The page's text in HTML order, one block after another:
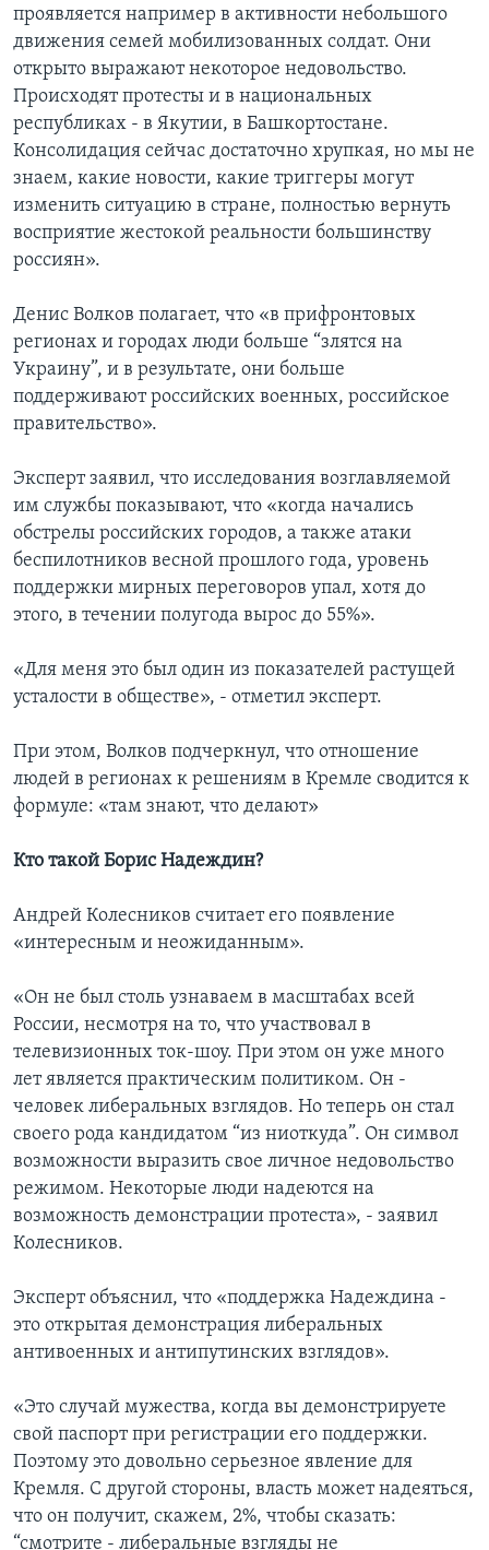
проявляется например в активности небольшого
движения семей мобилизованных солдат. Они
открыто выражают некоторое недовольство.
Происходят протесты и в национальных
республиках - в Якутии, в Башкортостане.
Консолидация сейчас достаточно хрупкая, но мы не
знаем, какие новости, какие триггеры могут
изменить ситуацию в стране, полностью вернуть
восприятие жестокой реальности большинству
россиян».
Денис Волков полагает, что «в прифронтовых
регионах и городах люди больше “злятся на
Украину”, и в результате, они больше
поддерживают российских военных, российское
правительство».
Эксперт заявил, что исследования возглавляемой
им службы показывают, что «когда начались
обстрелы российских городов, а также атаки
беспилотников весной прошлого года, уровень
поддержки мирных переговоров упал, хотя до
этого, в течении полугода вырос до 55%».
«Для меня это был один из показателей растущей
усталости в обществе», - отметил эксперт.
При этом, Волков подчеркнул, что отношение
людей в регионах к решениям в Кремле сводится к
формуле: «там знают, что делают»
Кто такой Борис Надеждин?
Андрей Колесников считает его появление
«интересным и неожиданным».
«Он не был столь узнаваем в масштабах всей
России, несмотря на то, что участвовал в
телевизионных ток-шоу. При этом он уже много
лет является практическим политиком. Он -
человек либеральных взглядов. Но теперь он стал
своего рода кандидатом “из ниоткуда”. Он символ
возможности выразить свое личное недовольство
режимом. Некоторые люди надеются на
возможность демонстрации протеста», - заявил
Колесников.
Эксперт объяснил, что «поддержка Надеждина -
это открытая демонстрация либеральных
антивоенных и антипутинских взглядов».
«Это случай мужества, когда вы демонстрируете
свой паспорт при регистрации его поддержки.
Поэтому это довольно серьезное явление для
Кремля. С другой стороны, власть может надеяться,
что он получит, скажем, 2%, чтобы сказать:
“смотрите - либеральные взгляды не